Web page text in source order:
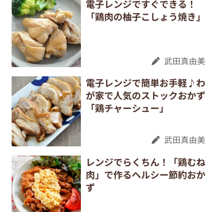
電子レンジですぐできる！
「鶏肉の柚子こしょう焼き」
武田真由美
電子レンジで簡単お手軽♪わ
が家で人気のストックおかず
「鶏チャーシュー」
武田真由美
レンジでらくちん！「鶏むね
肉」で作るヘルシー節約おか
ず